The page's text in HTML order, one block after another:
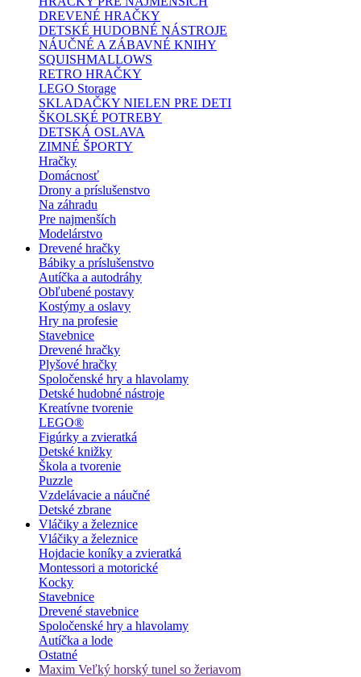
DREVENÉ HRAČKY
DETSKÉ HUDOBNÉ NÁSTROJE
NÁUČNÉ A ZÁBAVNÉ KNIHY
SQUISHMALLOWS
RETRO HRAČKY
LEGO Storage
SKLADAČKY NIELEN PRE DETI
ŠKOLSKÉ POTREBY
DETSKÁ OSLAVA
ZIMNÉ ŠPORTY
Hračky
Domácnosť
Drony a príslušenstvo
Na záhradu
Pre najmenších
Modelárstvo
Drevené hračky
Bábiky a príslušenstvo
Autíčka a autodráhy
Obľubené postavy
Kostýmy a oslavy
Hry na profesie
Stavebnice
Drevené hračky
Plyšové hračky
Spoločenské hry a hlavolamy
Detské hudobné nástroje
Kreatívne tvorenie
LEGO®
Figúrky a zvieratká
Detské knižky
Škola a tvorenie
Puzzle
Vzdelávacie a náučné
Detské zbrane
Vláčiky a železnice
Vláčiky a železnice
Hojdacie koníky a zvieratká
Montessori a motorické
Kocky
Stavebnice
Drevené stavebnice
Spoločenské hry a hlavolamy
Autíčka a lode
Ostatné
Maxim Veľký horský tunel so žeriavom